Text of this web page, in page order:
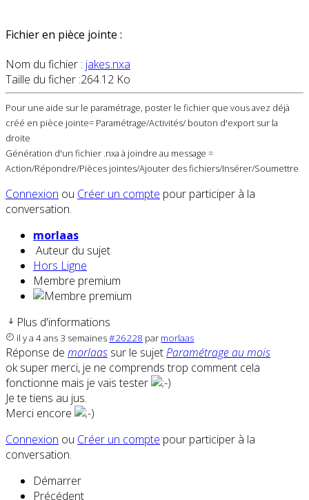
Fichier en pièce jointe :
Nom du fichier :jakes.nxa
Taille du ficher :264.12 Ko
Pour une aide sur le paramétrage, poster le fichier que vous avez déjà
créé en pièce jointe= Paramétrage/Activités/ bouton d'export sur la
droite
Génération d'un fichier .nxa à joindre au message =
Connexionou Créer un compte pour participer à la
morlaas
Auteur du sujet
Hors Ligne
Membre premium
Plus d'informations
il y a 4 ans 3 semaines #26228 parmorlaas
Réponse demorlaassur le sujetParamétrage au mois
ok super merci, je ne comprends trop comment cela
fonctionne mais je vais tester
Je te tiens au jus.
Connexionou Créer un compte pour participer à la
Démarrer